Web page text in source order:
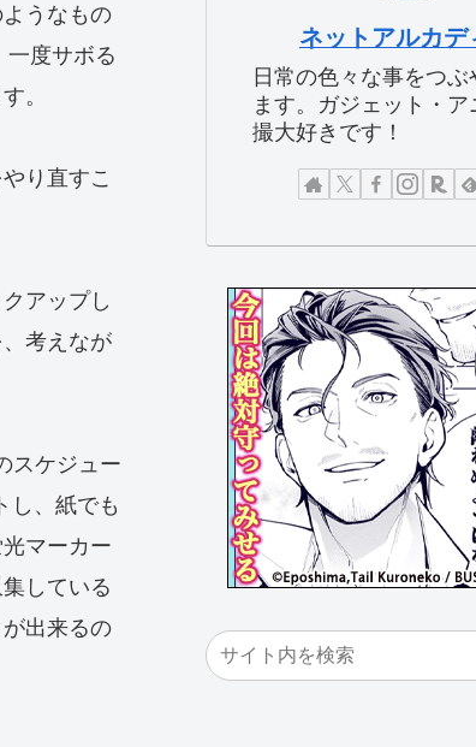
うなもの
一度サボる
。
り直すこ
アップし
考えなが
スケジュー
し、紙でも
マーカー
している
出来るの
ネットアルカデ
日常の色々な事をつぶ
ます。ガジェット・ア
撮大好きです！